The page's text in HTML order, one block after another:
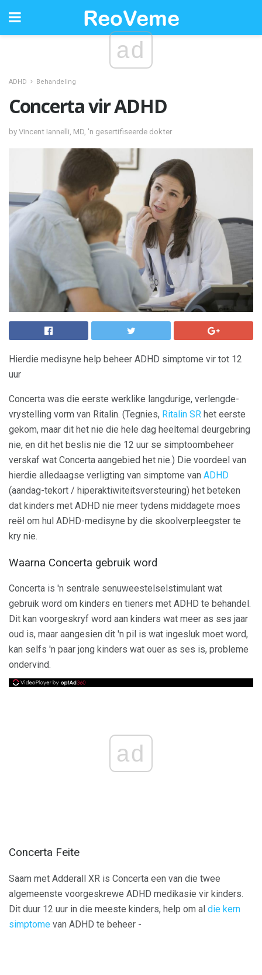
ad
ADHD Behandeling
Concerta vir ADHD
by Vincent Iannelli, MD, 'n gesertifiseerde dokter
Hierdie medisyne help beheer ADHD simptome vir tot 12
uur
Concerta was die eerste werklike langdurige, verlengde-
vrystelling vorm van Ritalin. (Tegnies, Ritalin SR het eerste
gekom, maar dit het nie die hele dag heeltemal deurgebring
nie, en dit het beslis nie die 12 uur se simptoombeheer
verskaf wat Concerta aangebied het nie.) Die voordeel van
hierdie alledaagse verligting van simptome van ADHD
(aandag-tekort / hiperaktiwiteitsversteuring) het beteken
dat kinders met ADHD nie meer tydens middagete moes
reël om hul ADHD-medisyne by die skoolverpleegster te
kry nie.
Waarna Concerta gebruik word
Concerta is 'n sentrale senuweestelselstimulant wat
gebruik word om kinders en tieners met ADHD te behandel.
Dit kan voorgeskryf word aan kinders wat meer as ses jaar
oud is, maar aangesien dit 'n pil is wat ingesluk moet word,
kan selfs 'n paar jong kinders wat ouer as ses is, probleme
ondervind.
ad
Concerta Feite
Saam met Adderall XR is Concerta een van die twee
algemeenste voorgeskrewe ADHD medikasie vir kinders.
Dit duur 12 uur in die meeste kinders, help om al die kern
simptome van ADHD te beheer -